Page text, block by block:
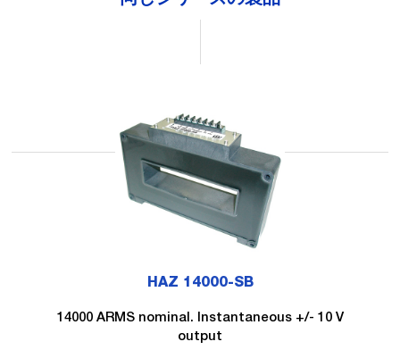
HAZ 14000-SB
14000 ARMS nominal. Instantaneous +/- 10 V
output